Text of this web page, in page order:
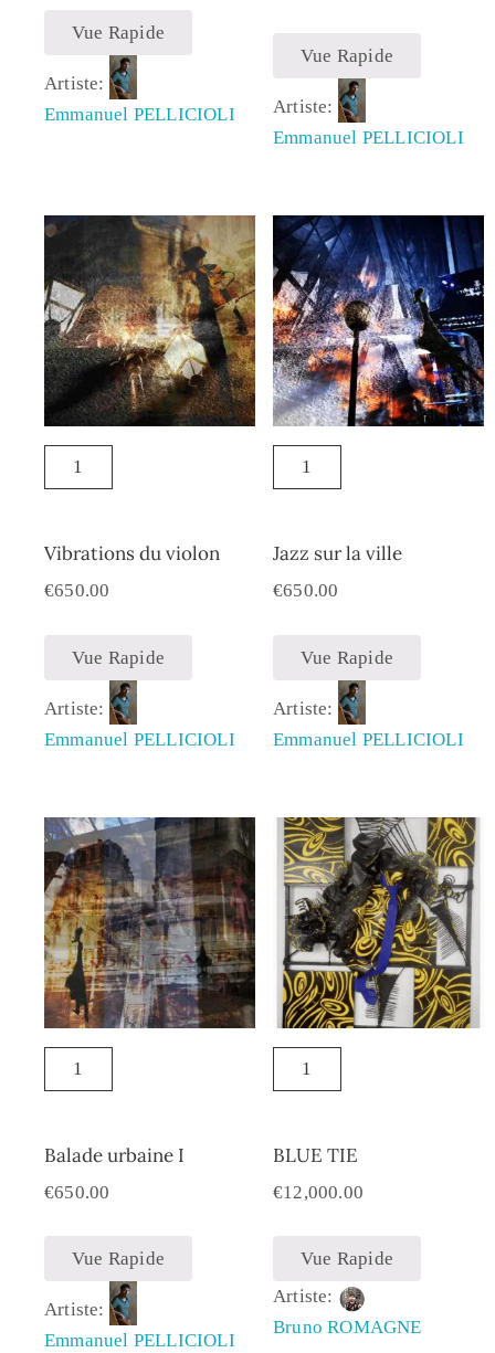
Vue Rapide
Artiste:
Emmanuel PELLICIOLI
Vue Rapide
Artiste:
Emmanuel PELLICIOLI
Vibrations du violon
€650.00
Vue Rapide
Artiste:
Emmanuel PELLICIOLI
Jazz sur la ville
€650.00
Vue Rapide
Artiste:
Emmanuel PELLICIOLI
Balade urbaine I
€650.00
Vue Rapide
Artiste:
Emmanuel PELLICIOLI
BLUE TIE
€12,000.00
Vue Rapide
Artiste:
Bruno ROMAGNE